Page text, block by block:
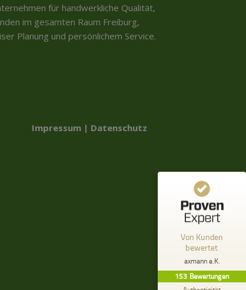
für handwerkliche Qualität,
im gesamten Raum Freiburg,
Planung und persönlichem Service.
Impressum | Datenschutz
Von Kunden
bewertet
axmann e.K.
153 Bewertungen
142
Bewertungen auf
ProvenExpert.com
Blick aufs ProvenExpert-Profil werfen